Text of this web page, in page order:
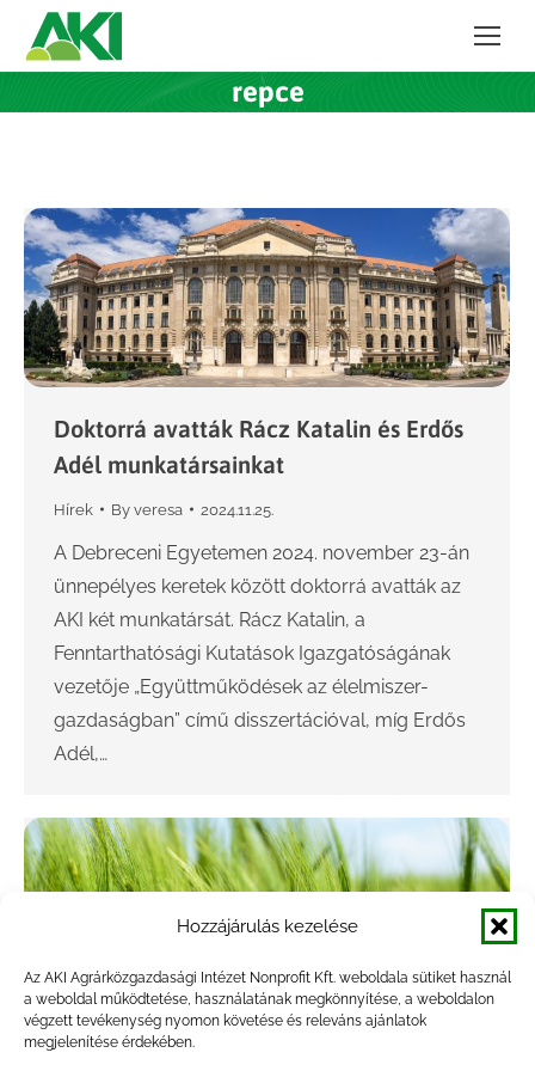
Hozzájárulás kezelése
Az AKI Agrárközgazdasági Intézet Nonprofit Kft. weboldala sütiket használ
a weboldal működtetése, használatának megkönnyítése, a weboldalon
végzett tevékenység nyomon követése és releváns ajánlatok
megjelenítése érdekében.
repce
Doktorrá avatták Rácz Katalin és Erdős
Adél munkatársainkat
Hírek By veresa 2024.11.25.
A Debreceni Egyetemen 2024. november 23-án
ünnepélyes keretek között doktorrá avatták az
AKI két munkatársát. Rácz Katalin, a
Fenntarthatósági Kutatások Igazgatóságának
vezetője „Együttműködések az élelmiszer-
gazdaságban” című disszertációval, míg Erdős
Adél,…
A tavalyinál több szójatermés várható